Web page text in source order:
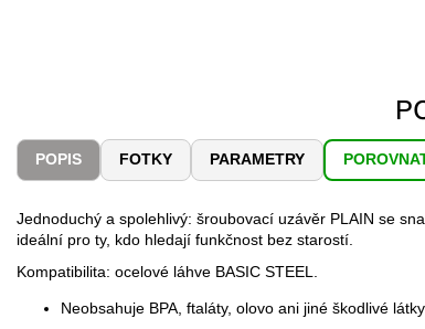
POPIS FOTKY PARAMETRY
Jednoduchý a spolehlivý: šroubovací uzávěr PLAIN se
ideální pro ty, kdo hledají funkčnost bez starostí.
Kompatibilita: ocelové láhve BASIC STEEL.
Neobsahuje BPA, ftaláty, olovo ani jiné škodlivé látky